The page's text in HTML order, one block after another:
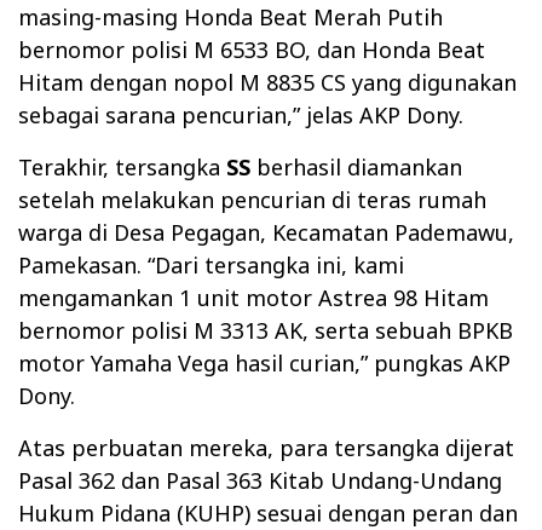
masing-masing Honda Beat Merah Putih
bernomor polisi M 6533 BO, dan Honda Beat
Hitam dengan nopol M 8835 CS yang digunakan
sebagai sarana pencurian,” jelas AKP Dony.
Terakhir, tersangka SS berhasil diamankan
setelah melakukan pencurian di teras rumah
warga di Desa Pegagan, Kecamatan Pademawu,
Pamekasan. “Dari tersangka ini, kami
mengamankan 1 unit motor Astrea 98 Hitam
bernomor polisi M 3313 AK, serta sebuah BPKB
motor Yamaha Vega hasil curian,” pungkas AKP
Dony.
Atas perbuatan mereka, para tersangka dijerat
Pasal 362 dan Pasal 363 Kitab Undang-Undang
Hukum Pidana (KUHP) sesuai dengan peran dan